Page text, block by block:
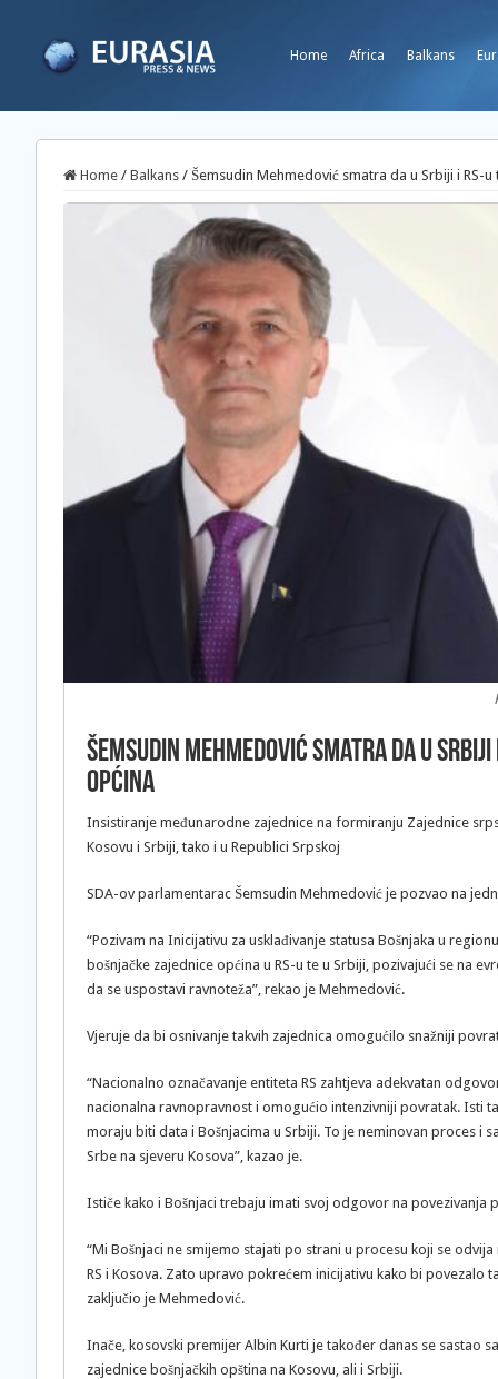
Home Africa Balkans
Home / Balkans / Šemsudin Mehmedović smatra da u Srbiji i
Šemsudin Mehmedović smatra da u
općina
Insistiranje međunarodne zajednice na formiranju Zajednice
Kosovu i Srbiji, tako i u Republici Srpskoj
SDA-ov parlamentarac Šemsudin Mehmedović je pozvao na
“Pozivam na Inicijativu za usklađivanje statusa Bošnjaka u
bošnjačke zajednice općina u RS-u te u Srbiji, pozivajući se na
da se uspostavi ravnoteža”, rekao je Mehmedović.
Vjeruje da bi osnivanje takvih zajednica omogućilo snažniji
“Nacionalno označavanje entiteta RS zahtjeva adekvatan
nacionalna ravnopravnost i omogućio intenzivniji povratak. Isti
moraju biti data i Bošnjacima u Srbiji. To je neminovan proces i
Srbe na sjeveru Kosova”, kazao je.
Ističe kako i Bošnjaci trebaju imati svoj odgovor na
“Mi Bošnjaci ne smijemo stajati po strani u procesu koji se
RS i Kosova. Zato upravo pokrećem inicijativu kako bi povezalo
zaključio je Mehmedović.
Inače, kosovski premijer Albin Kurti je također danas se sastao
zajednice bošnjačkih opština na Kosovu, ali i Srbiji.